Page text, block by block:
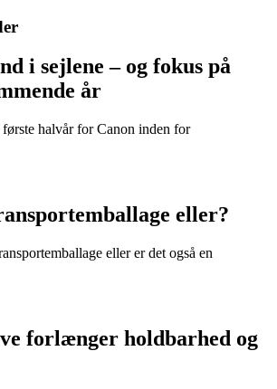
i sejlene – og fokus på
år
halvår for Canon inden for
eller?
eller er det også en
forlænger holdbarhed og